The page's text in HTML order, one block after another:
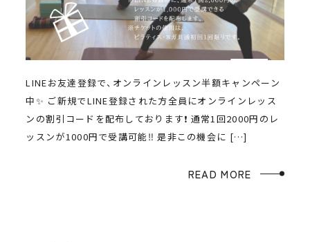
LINEお友達登録で、オンラインレッスン半額キャンペーン
中✨ ご新規でLINE登録された方全員にオンラインレッス
ンの割引コードを配布しております❗️ 通常1回2000円のレ
ッスンが1000円で受講可能‼️ 是非この機会に […]
READ MORE